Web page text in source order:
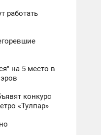
работать
на 5 место в
конкурс
«Тулпар»